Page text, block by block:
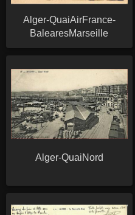
Alger-QuaiAirFrance-
BalearesMarseille
Alger-QuaiNord